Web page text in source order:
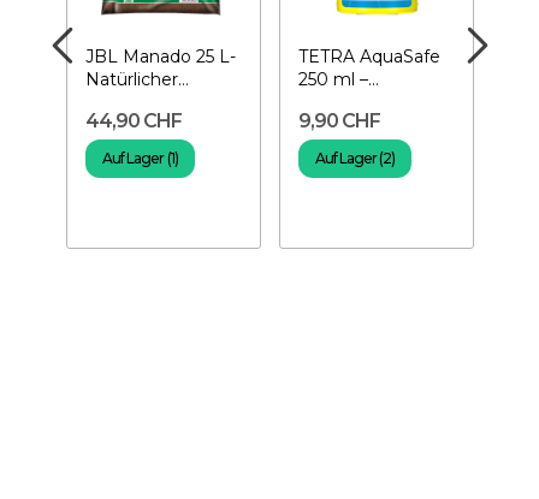
JBL Manado 25 L-
Natürlicher
44,90 CHF
Auf Lager (1)
TETRA AquaSafe
250 ml –
9,90 CHF
Auf Lager (2)